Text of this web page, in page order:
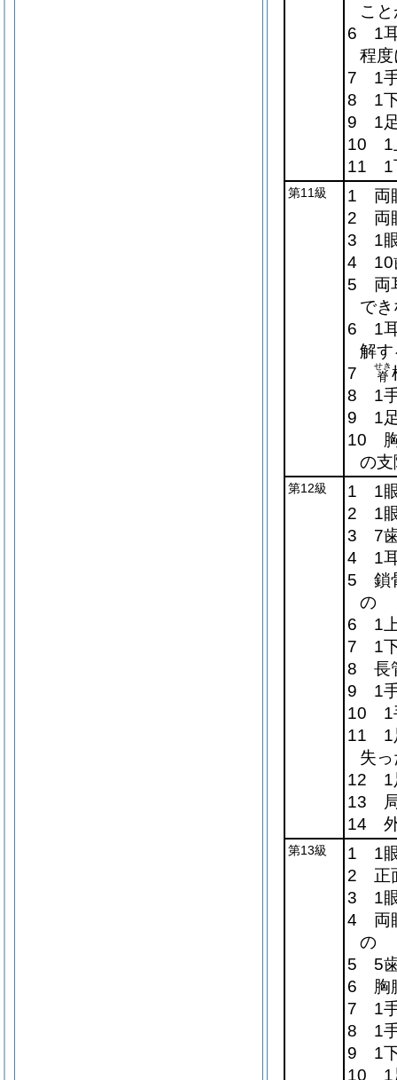
こ
6 1耳
程
7 1手
8 1下
9 1足
10 1
11 1
第11級
1 両
2 両
3 1眼
4 10
5 両
で
6 1耳
解
7
脊
せき
8 1手
9 1足
10 胸
の
第12級
1 1眼
2 1眼
3 7歯
4 1耳
5 鎖
の
6 1上
7 1下
8 長
9 1手
10 1
11 1
失
12 1
13 局
14 外
第13級
1 1眼
2 正
3 1眼
4 両
の
5 5歯
6 胸
7 1手
8 1手
9 1下
10 1